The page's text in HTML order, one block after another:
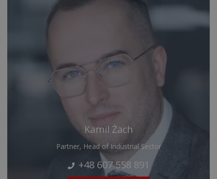
Kamil Żach
Partner, Head of Industrial Sector
+48 607 558 891